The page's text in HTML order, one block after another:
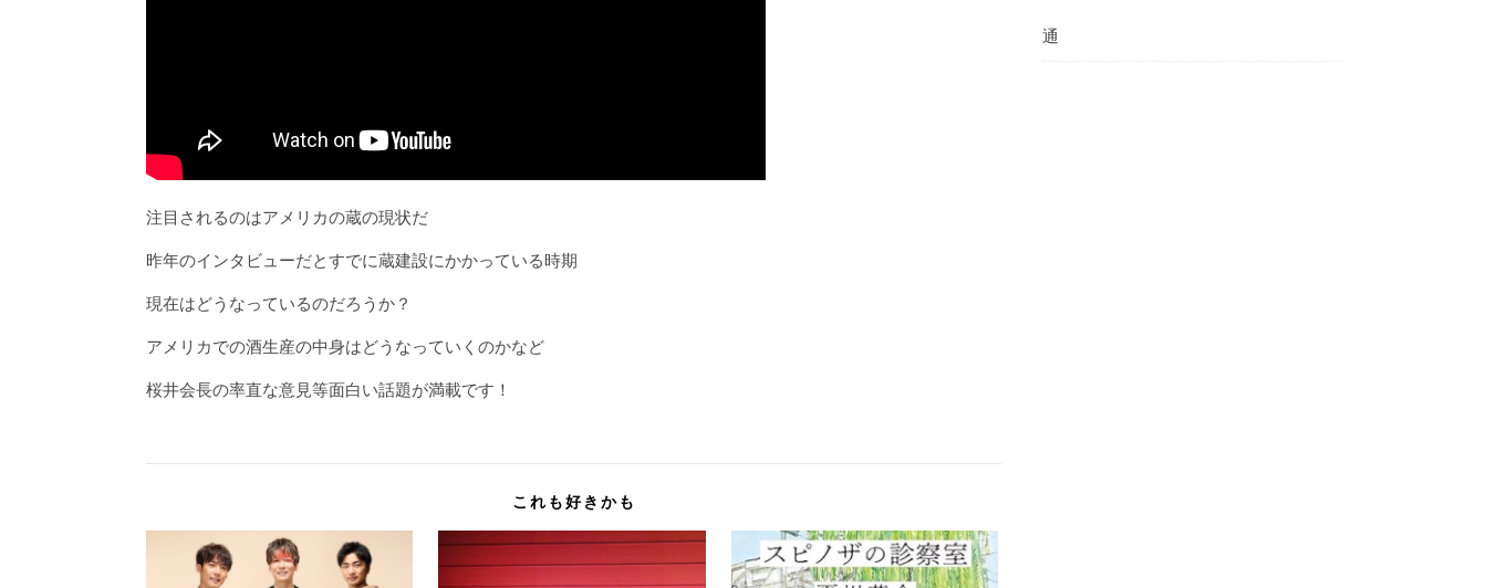
注目されるのはアメリカの蔵の現状だ
昨年のインタビューだとすでに蔵建設にかかっている時期
現在はどうなっているのだろうか？
アメリカでの酒生産の中身はどうなっていくのかなど
桜井会長の率直な意見等面白い話題が満載です！
これも好きかも
通